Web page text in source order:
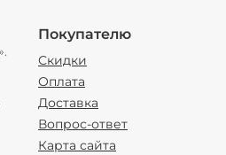
Покупателю
Скидки
Оплата
Доставка
Вопрос-ответ
Карта сайта